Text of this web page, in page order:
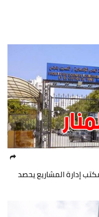
إدارة المشاريع يحصد